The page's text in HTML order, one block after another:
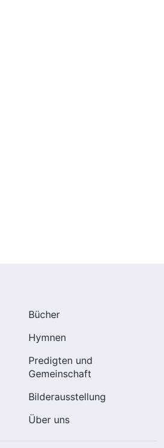
Bücher
Hymnen
Predigten und
Gemeinschaft
Bilderausstellung
Über uns